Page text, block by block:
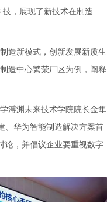
，展现了新技术在制造
造新模式，创新发展新质生
造中心繁荣厂区为例，阐释
溥渊未来技术学院院长金隼
、华为智能制造解决方案首
论，并倡议企业要重视数字